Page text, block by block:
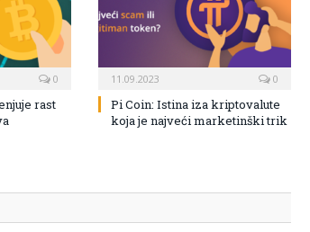
0
rast
11.09.2023 0
Pi Coin: Istina iza kriptovalute
koja je najveći marketinški trik